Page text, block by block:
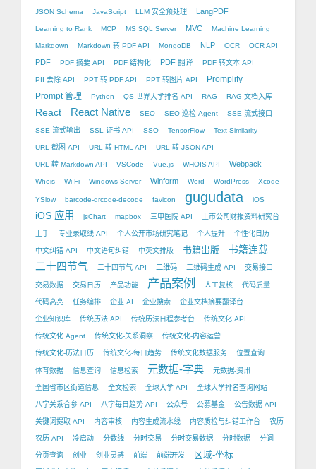
JSON Schema JavaScript LLM 安全预处理 LangPDF
Learning to Rank MCP MS SQL Server MVC Machine Learning
Markdown Markdown 转 PDF API MongoDB NLP OCR OCR API
PDF PDF 摘要 API PDF 结构化 PDF 翻译 PDF 转文本 API
PII 去除 API PPT 转 PDF API PPT 转图片 API
Promplify
Prompt 管理
Python QS 世界大学排名 API RAG RAG 文档入库
React React Native SEO SEO 巡检 Agent SSE 流式接口
SSE 流式输出 SSL 证书 API SSO TensorFlow Text Similarity
URL 截图 API URL 转 HTML API URL 转 JSON API
URL 转 Markdown API VSCode Vue.js WHOIS API Webpack
Whois Wi-Fi Windows Server Winform Word WordPress Xcode
YSlow barcode-qrcode-decode favicon gugudata iOS
iOS 应用 jsChart mapbox 三甲医院 API 上市公司财报资料研究台
上手 专业录取线 API 个人公开市场研究笔记 个人提升 个性化日历
中文纠错 API 中文语句纠错 中英文排版 书籍出版 书籍连载
二十四节气 二十四节气 API 二维码 二维码生成 API 交易接口
交易数据 交易日历 产品功能 产品案例 人工复核 代码质量
代码高亮 任务编排 企业 AI 企业搜索 企业文档摘要翻译台
企业知识库 传统历法 API 传统历法日程参考台 传统文化 API
传统文化 Agent 传统文化-关系洞察 传统文化-内容运营
传统文化-历法日历 传统文化-每日趋势 传统文化数据服务 位置查询
体育数据 信息查询 信息检索 元数据-字典 元数据-资讯
全国省市区街道信息 全文检索 全球大学 API 全球大学排名查询网站
八字关系合参 API 八字每日趋势 API 公众号 公募基金 公告数据 API
关键词提取 API 内容审核 内容生成流水线 内容质检与纠错工作台 农历
农历 API 冷启动 分数线 分时交易 分时交易数据 分时数据 分词
分页查询 创业 创业灵感 前端 前端开发 区域-坐标